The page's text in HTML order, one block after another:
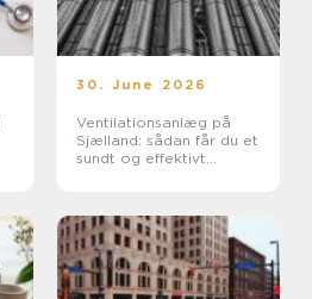
30. June 2026
Ventilationsanlæg på
Sjælland: sådan får du et
sundt og effektivt